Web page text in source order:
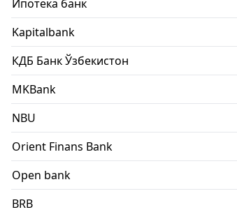
Ипотека банк
Kapitalbank
КДБ Банк Ўзбекистон
MKBank
NBU
Orient Finans Bank
Open bank
BRB